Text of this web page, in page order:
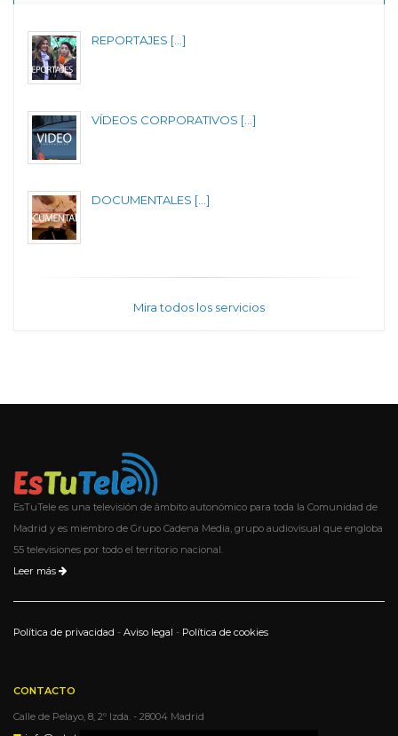
REPORTAJES [...]
VÍDEOS CORPORATIVOS [...]
DOCUMENTALES [...]
Mira todos los servicios
EsTuTele es una televisión de ámbito autonómico para toda la Comunidad de
Madrid y es miembro de Grupo Cadena Media, grupo audiovisual que engloba
55 televisiones por todo el territorio nacional.
Leer más
Política de privacidad - Aviso legal - Política de cookies
CONTACTO
Calle de Pelayo, 8, 2º Izda. - 28004 Madrid